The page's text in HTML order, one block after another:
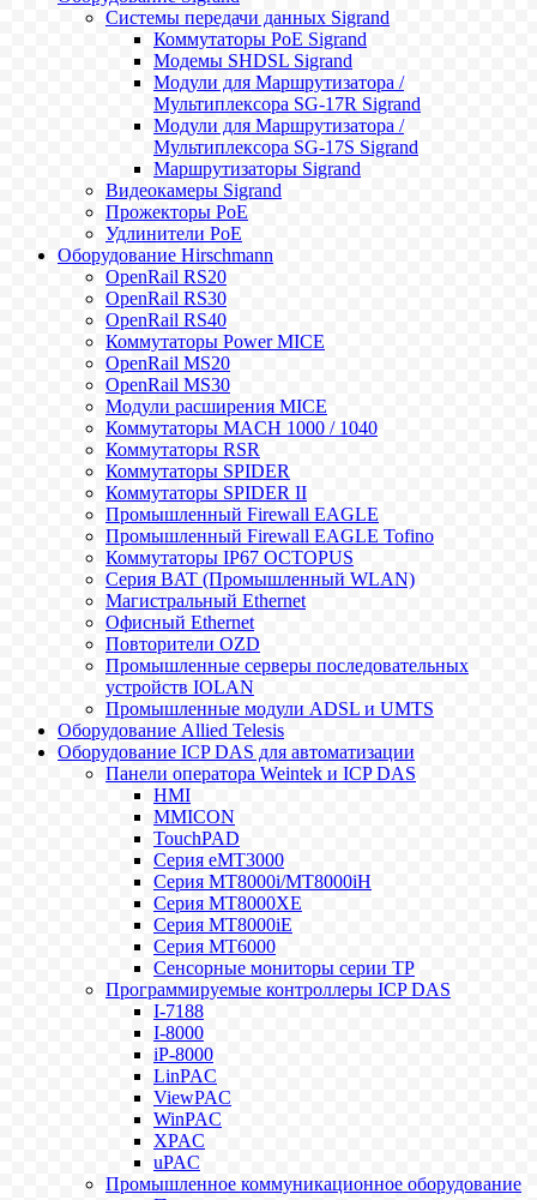
Системы передачи данных Sigrand
Коммутаторы PoE Sigrand
Модемы SHDSL Sigrand
Модули для Маршрутизатора /
Мультиплексора SG-17R Sigrand
Модули для Маршрутизатора /
Мультиплексора SG-17S Sigrand
Маршрутизаторы Sigrand
Видеокамеры Sigrand
Прожекторы PoE
Удлинители PoE
Оборудование Hirschmann
OpenRail RS20
OpenRail RS30
OpenRail RS40
Коммутаторы Power MICE
OpenRail MS20
OpenRail MS30
Модули расширения MICE
Коммутаторы MACH 1000 / 1040
Коммутаторы RSR
Коммутаторы SPIDER
Коммутаторы SPIDER II
Промышленный Firewall EAGLE
Промышленный Firewall EAGLE Tofino
Коммутаторы IP67 OCTOPUS
Серия BAT (Промышленный WLAN)
Магистральный Ethernet
Офисный Ethernet
Повторители OZD
Промышленные серверы последовательных
устройств IOLAN
Промышленные модули ADSL и UMTS
Оборудование Allied Telesis
Оборудование ICP DAS для автоматизации
Панели оператора Weintek и ICP DAS
HMI
MMICON
TouchPAD
Серия eMT3000
Серия MT8000i/MT8000iH
Серия MT8000XE
Серия MT8000iE
Серия MT6000
Сенсорные мониторы серии TP
Программируемые контроллеры ICP DAS
I-7188
I-8000
iP-8000
LinPAC
ViewPAC
WinPAC
XPAC
uPAC
Промышленное коммуникационное оборудование